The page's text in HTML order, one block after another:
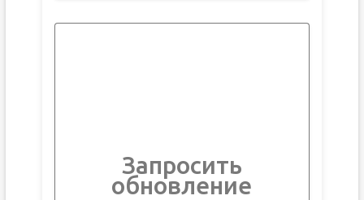
Запросить
обновление